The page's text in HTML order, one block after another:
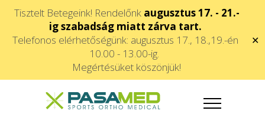
Tisztelt Betegeink! Rendelőnk augusztus 17. - 21.-
ig szabadság miatt zárva tart.
Telefonos elérhetőségünk: augusztus 17., 18.,19.-én
10.00 - 13.00-ig.
Megértésüket köszönjük!
✕